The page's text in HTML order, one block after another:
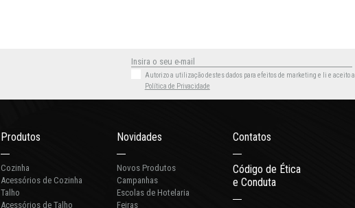
Autorizo a utilização destes dados para efeitos de marketing e li e aceito a
Política de Privacidade
Produtos
Cozinha
Acessórios de Cozinha
Talho
Acessórios de Talho
Novidades
Novos Produtos
Campanhas
Escolas de Hotelaria
Feiras
Contatos
Código de Ética
e Conduta